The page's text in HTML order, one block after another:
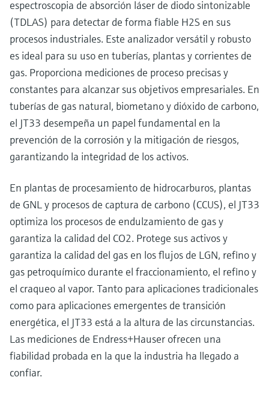
espectroscopia de absorción láser de diodo sintonizable
(TDLAS) para detectar de forma fiable H2S en sus
procesos industriales. Este analizador versátil y robusto
es ideal para su uso en tuberías, plantas y corrientes de
gas. Proporciona mediciones de proceso precisas y
constantes para alcanzar sus objetivos empresariales. En
tuberías de gas natural, biometano y dióxido de carbono,
el JT33 desempeña un papel fundamental en la
prevención de la corrosión y la mitigación de riesgos,
garantizando la integridad de los activos.
En plantas de procesamiento de hidrocarburos, plantas
de GNL y procesos de captura de carbono (CCUS), el JT33
optimiza los procesos de endulzamiento de gas y
garantiza la calidad del CO2. Protege sus activos y
garantiza la calidad del gas en los flujos de LGN, refino y
gas petroquímico durante el fraccionamiento, el refino y
el craqueo al vapor. Tanto para aplicaciones tradicionales
como para aplicaciones emergentes de transición
energética, el JT33 está a la altura de las circunstancias.
Las mediciones de Endress+Hauser ofrecen una
fiabilidad probada en la que la industria ha llegado a
confiar.